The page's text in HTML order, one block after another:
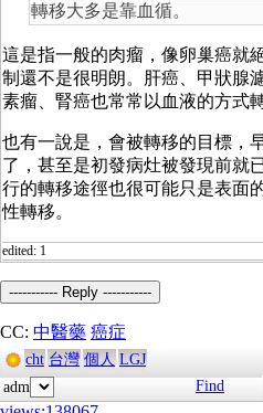
轉移大多是靠血循。
這是指一般的肉瘤，像卵巢癌就
制還不是很明朗。肝癌、甲狀腺
素瘤、腎癌也常常以血液的方式轉
也有一說是，會被轉移的目標，
了，甚至是初發病灶被發現前就
行的轉移途徑也很可能只是表面
性轉移。
edited: 1
----------- Reply -----------
CC: 中醫藥 癌症
cht 台灣 個人 LGJ
adm
Find